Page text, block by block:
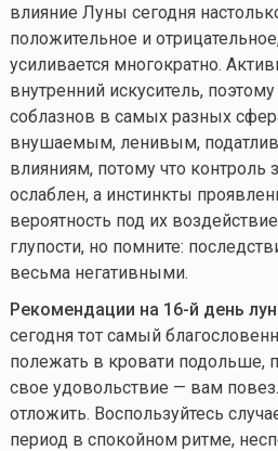
влияние Луны сегодня
положительное и
усиливается многократно.
внутренний искуситель,
соблазнов в самых разных
внушаемым, ленивым,
влияниям, потому что контроль
ослаблен, а инстинкты
вероятность под их
глупости, но помните:
весьма негативными.
Рекомендации на 16-й день
сегодня тот самый
полежать в кровати подольше,
свое удовольствие — вам
отложить. Воспользуйтесь
период в спокойном ритме,